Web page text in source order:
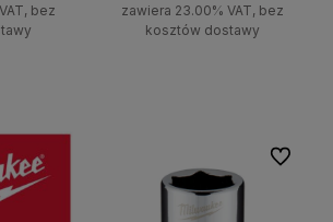
bez
zawiera 23.00% VAT, bez
kosztów dostawy
Do